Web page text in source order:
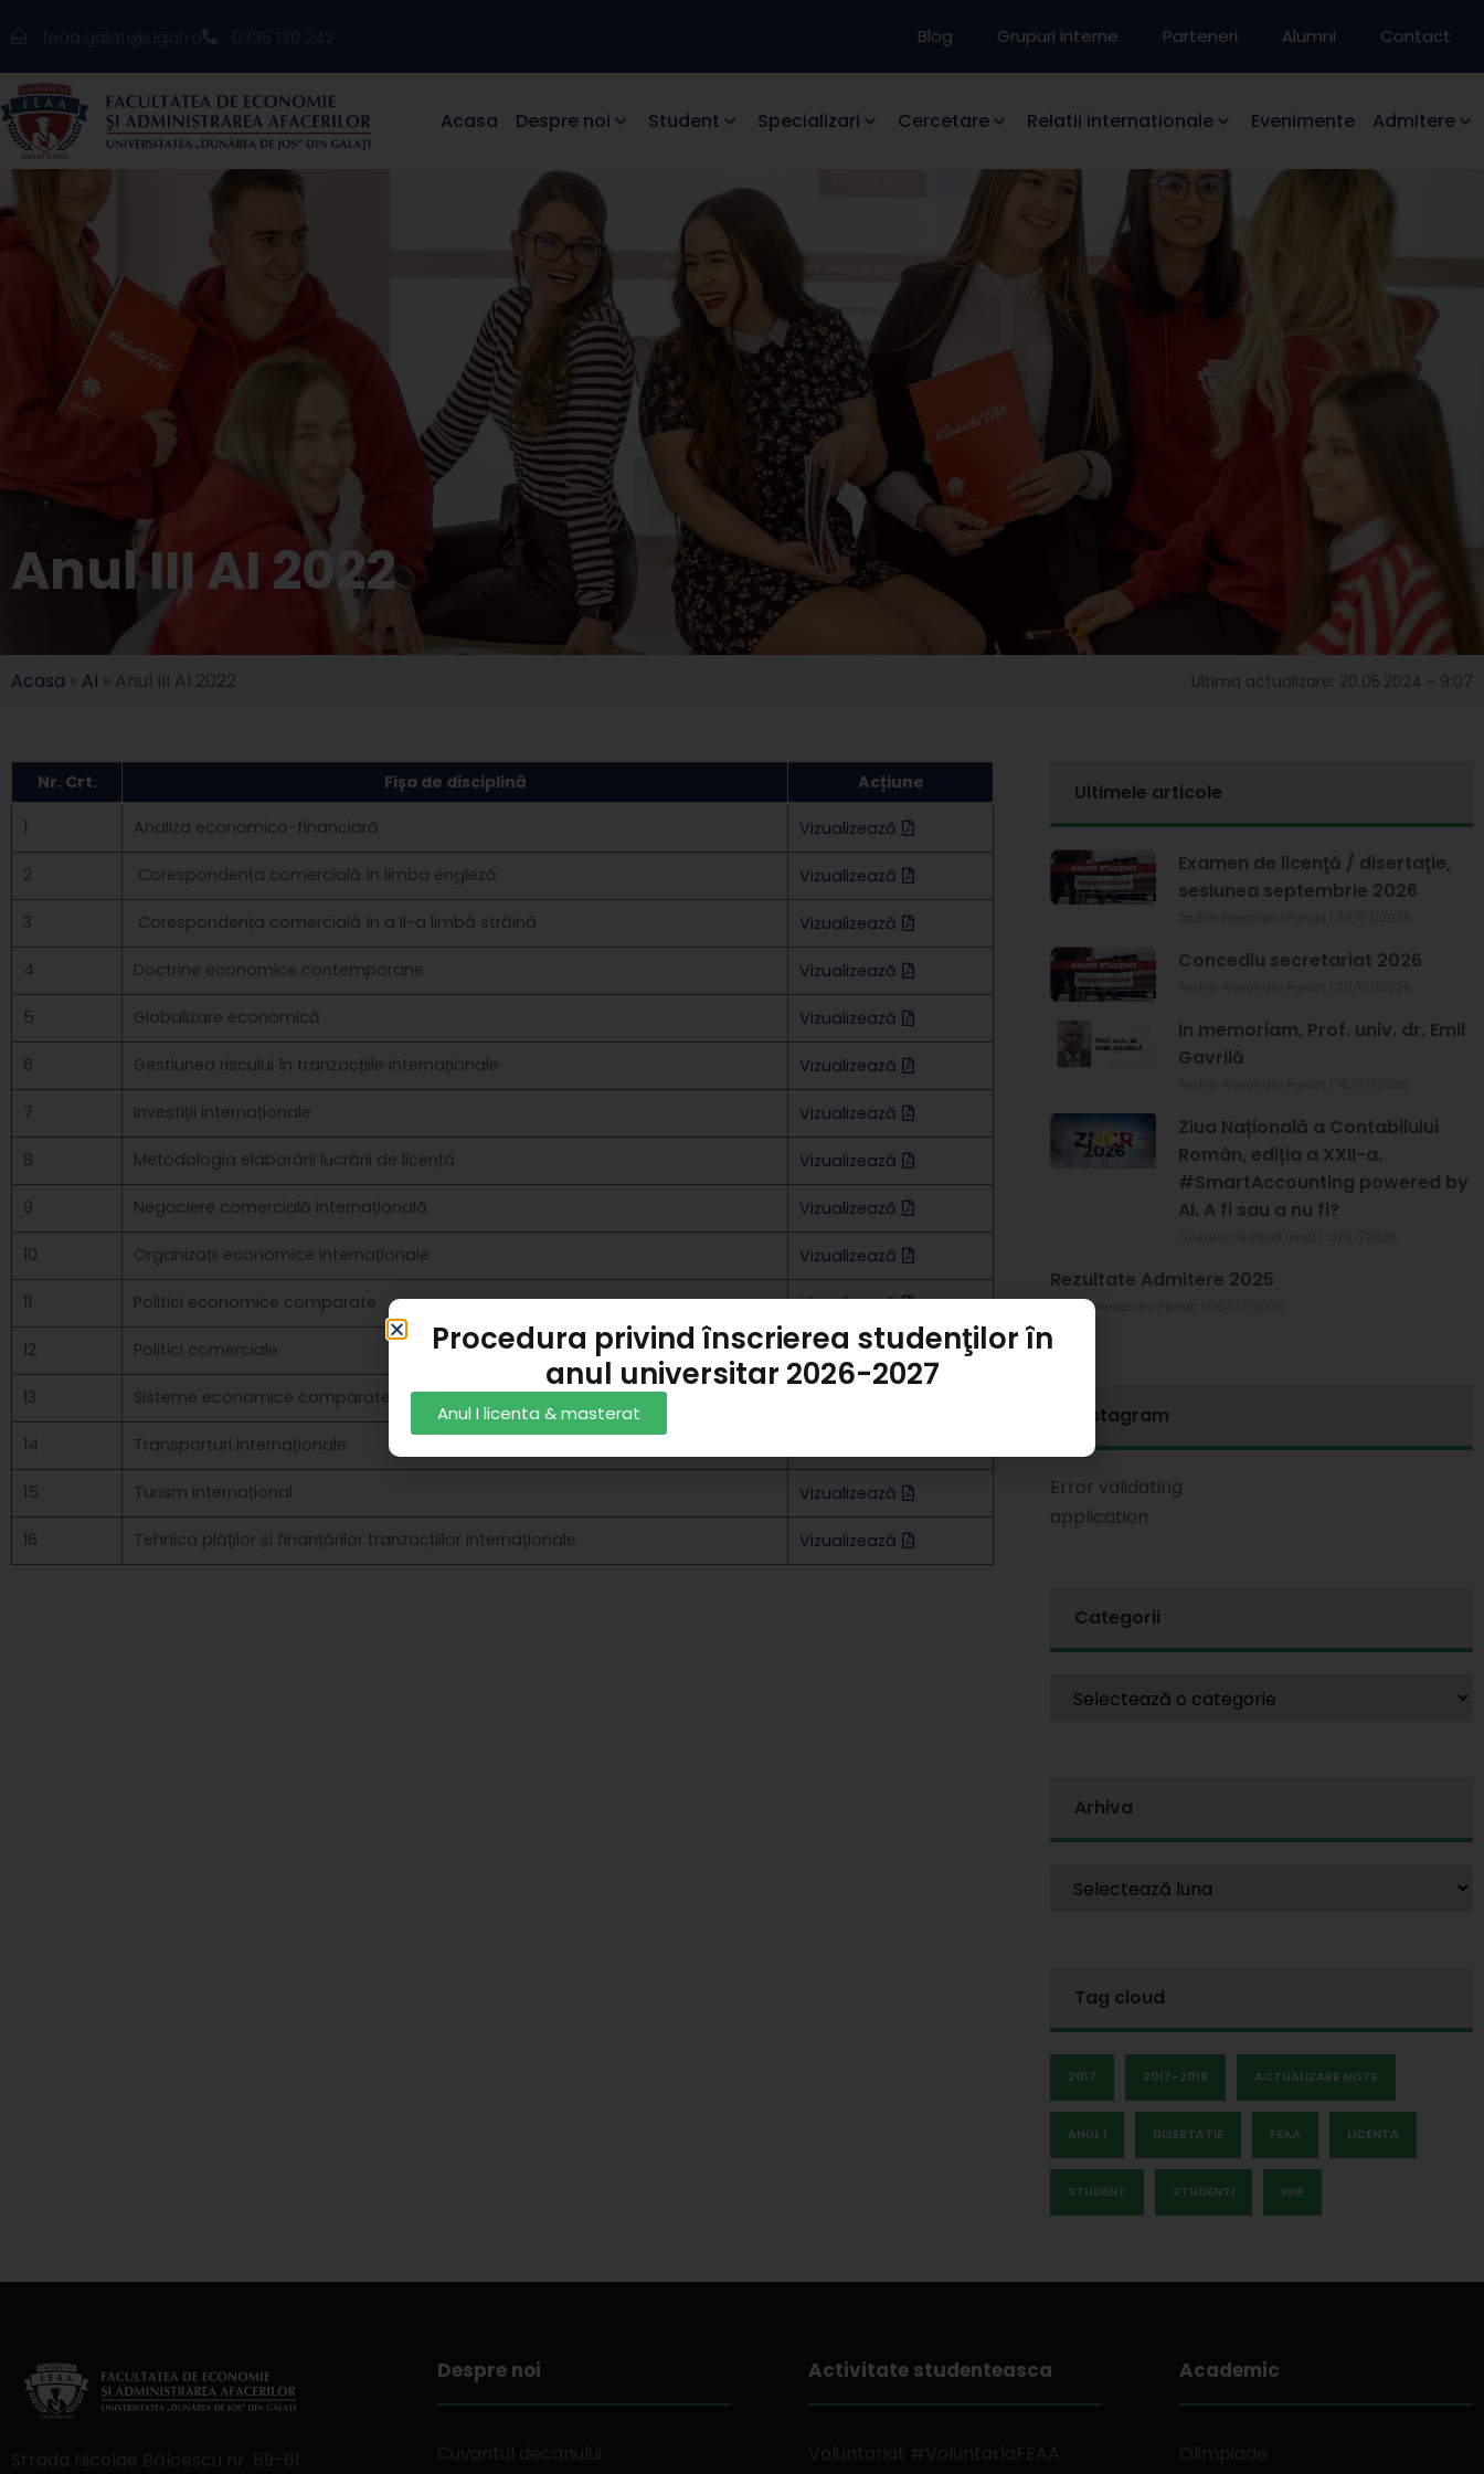
feaa.galati@ugal.ro 0336 130 242 Blog Grupuri interne Parteneri Alumni Contact
Acasa Despre noi Student Specializari Cercetare Relatii internationale Evenimente Admitere
Anul III AI 2022
Acasa » AI » Anul III AI 2022 Ultima actualizare: 20.05.2024 - 9:07
Nr. Crt. Fișa de disciplină Acțiune
1 Analiza economico-financiară Vizualizează
2 Corespondența comercială în limba engleză Vizualizează
3 Corespondența comercială în a II-a limbă străină Vizualizează
4 Doctrine economice contemporane Vizualizează
5 Globalizare economică Vizualizează
6 Gestiunea riscului în tranzacțiile internaționale Vizualizează
7 Investiții internaționale Vizualizează
8 Metodologia elaborării lucrării de licență Vizualizează
9 Negociere comercială internațională Vizualizează
10 Organizații economice internaționale Vizualizează
11 Politici economice comparate Vizualizează
12 Politici comerciale Vizualizează
13 Sisteme economice comparate
14 Transporturi internaționale
15 Turism internațional Vizualizează
16 Tehnica plăților și finanțărilor tranzacțiilor internaționale Vizualizează
Ultimele articole
Examen de licenţă / disertaţie,
sesiunea septembrie 2026
Concediu secretariat 2026
In memoriam, Prof. univ. dr. Emil
Gavrilă
Ziua Națională a Contabilului
Român, ediția a XXII-a.
#SmartAccounting powered by
AI. A fi sau a nu fi?
Rezultate Admitere 2025
Andrei Alexandru Panait
Instagram
Error validating
application
Categorii
Arhiva
Tag cloud
2017 2017-2018 ACTUALIZARE NOTE
ANUL I DISERTATIE FEAA LICENTA
STUDENT STUDENTI WIP
Despre noi Activitate studenteasca Academic
Procedura privind înscrierea studenţilor în
anul universitar 2026-2027
Anul I licenta & masterat